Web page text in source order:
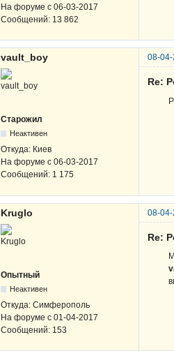
На форуме с 06-03-2017
Сообщений: 13 862
vault_boy 08-
Старожил
Неактивен
Откуда: Киев
На форуме с 06-03-2017
Сообщений: 1 175
Re:
Kruglo 08-
Опытный
Неактивен
Откуда: Симферополь
На форуме с 01-04-2017
Сообщений: 153
Re: